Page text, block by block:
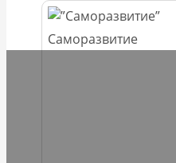
Саморазвитие